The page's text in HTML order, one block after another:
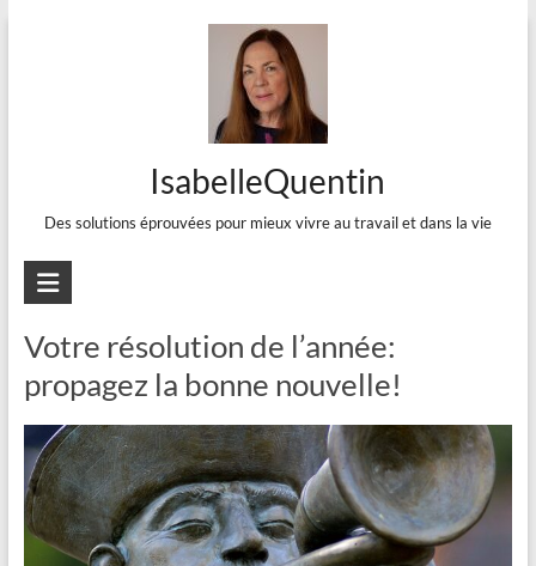
IsabelleQuentin
Des solutions éprouvées pour mieux vivre au travail et dans la vie
Effort mental
Votre résolution de l’année:
propagez la bonne nouvelle!